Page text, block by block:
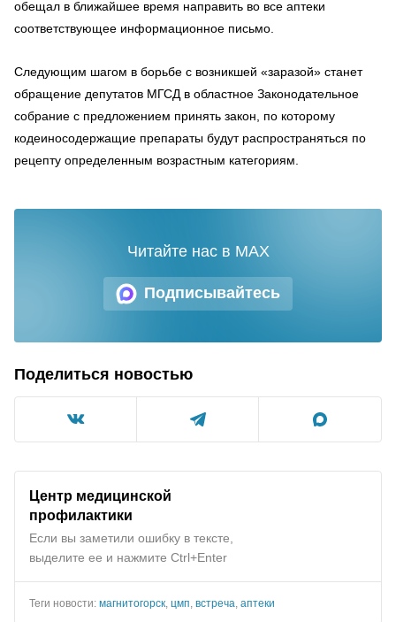
обещал в ближайшее время направить во все аптеки
соответствующее информационное письмо.
Следующим шагом в борьбе с возникшей «заразой» станет
обращение депутатов МГСД в областное Законодательное
собрание с предложением принять закон, по которому
кодеиносодержащие препараты будут распространяться по
рецепту определенным возрастным категориям.
Подписывайтесь
Читайте нас в MAX
Поделиться новостью
Центр медицинской
профилактики
Если вы заметили ошибку в тексте,
выделите ее и нажмите Ctrl+Enter
Теги новости: магнитогорск цмп встреча аптеки